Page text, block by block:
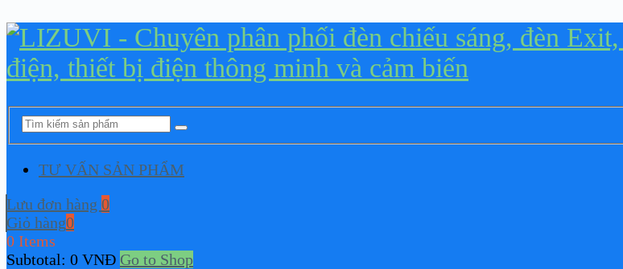
TƯ VẤN SẢN PHẨM
Lưu đơn hàng 0
Giỏ hàng0
0 Items
Subtotal: 0 VNĐ Go to Shop